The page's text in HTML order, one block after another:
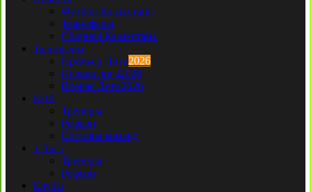
Футбол Казахстана
Трансферы
Сборная Казахстана
Трансферы
Премьер Лига2026
Первая лига2026
Вторая Лига2026
КПЛ
Тренеры
Рефери
Составы команд
1 Лига
Тренеры
Рефери
Клубы